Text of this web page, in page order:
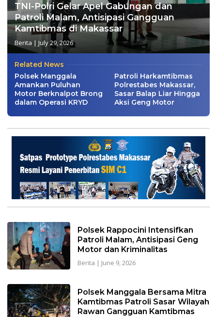
TNI-Polri Gelar Apel Gabungan dan
Patroli Malam, Antisipasi Gangguan
Kamtibmas di Makassar
Berita | July 29, 2026
Related News
Polsek Manggala
Amankan Puluhan
Motor Berknalpot Brong
dalam Operasi KRYD
Patroli Harkamtibmas
Polrestabes Makassar,
Sasar Balap Liar Hingga
Aksi Geng Motor
Polsek Rappocini Intensifkan
Patroli Malam, Antisipasi Geng
Motor dan Kriminalitas
Berita | June 9, 2026
Polsek Manggala Bersama Mitra
Kamtibmas Patroli Sasar Wilayah
Rawan Gangguan Kamtibmas